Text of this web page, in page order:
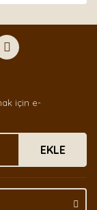
için e-
EKLE